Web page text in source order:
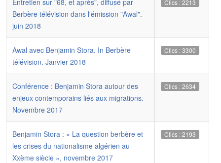
Entretien sur "68, et après", diffusé par
Berbère télévision dans l'émission "Awal".
juin 2018
Clics : 2213
Awal avec Benjamin Stora. In Berbère
télévision. Janvier 2018
Clics : 3300
Conférence : Benjamin Stora autour des
enjeux contemporains liés aux migrations.
Novembre 2017
Clics : 2634
Benjamin Stora : « La question berbère et
les crises du nationalisme algérien au
Xxème siècle », novembre 2017
Clics : 2193